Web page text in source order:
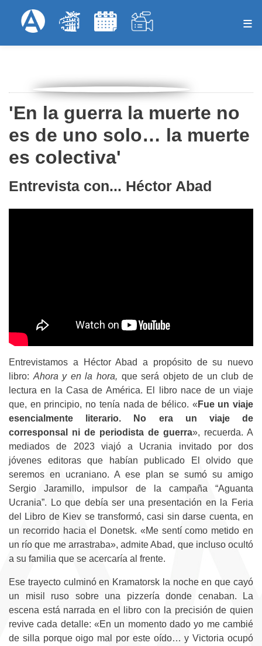
al
Menú Superior
'En la guerra la muerte no
es de uno solo… la muerte
es colectiva'
Entrevista con... Héctor Abad
Entrevistamos a Héctor Abad a propósito de su nuevo
libro: Ahora y en la hora, que será objeto de un club de
lectura en la Casa de América. El libro nace de un viaje
que, en principio, no tenía nada de bélico. « Fue un viaje
esencialmente literario. No era un viaje de
corresponsal ni de periodista de guerra», recuerda. A
mediados de 2023 viajó a Ucrania invitado por dos
jóvenes editoras que habían publicado El olvido que
seremos en ucraniano. A ese plan se sumó su amigo
Sergio Jaramillo, impulsor de la campaña “Aguanta
Ucrania”. Lo que debía ser una presentación en la Feria
del Libro de Kiev se transformó, casi sin darse cuenta, en
un recorrido hacia el Donetsk. «Me sentí como metido en
un río que me arrastraba», admite Abad, que incluso ocultó
a su familia que se acercaría al frente.
Ese trayecto culminó en Kramatorsk la noche en que cayó
un misil ruso sobre una pizzería donde cenaban. La
escena está narrada en el libro con la precisión de quien
revive cada detalle: «En un momento dado yo me cambié
de silla porque oigo mal por este oído… y Victoria ocupó